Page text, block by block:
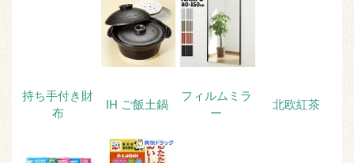
n
a
持ち手付き財
布
IH ご飯土鍋
フィルムミラ
ー
北欧紅茶